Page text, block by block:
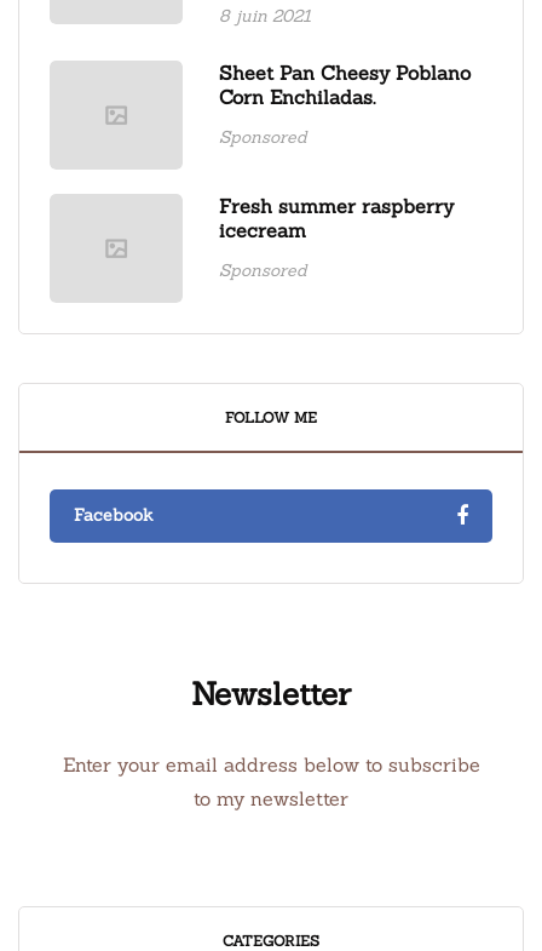
8 juin 2021
Sheet Pan Cheesy Poblano
Corn Enchiladas.
Sponsored
Fresh summer raspberry
icecream
Sponsored
FOLLOW ME
Facebook
Newsletter
Enter your email address below to subscribe
to my newsletter
CATEGORIES